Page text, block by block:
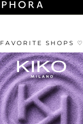
FAVORITE SHOPS ♡